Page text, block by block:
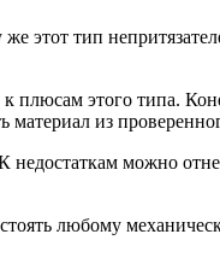
этот тип
этого типа.
из
недостаткам можно
любому